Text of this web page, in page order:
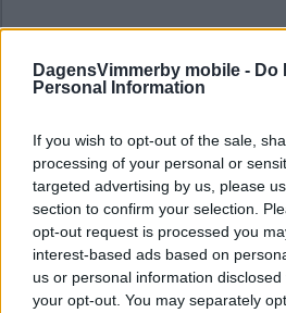
DagensVimmerby mobile - Do
Personal Information
If you wish to opt-out of the sale,
processing of your personal or
targeted advertising by us, please
section to confirm your selection.
opt-out request is processed you
interest-based ads based on
us or personal information
your opt-out. You may separately